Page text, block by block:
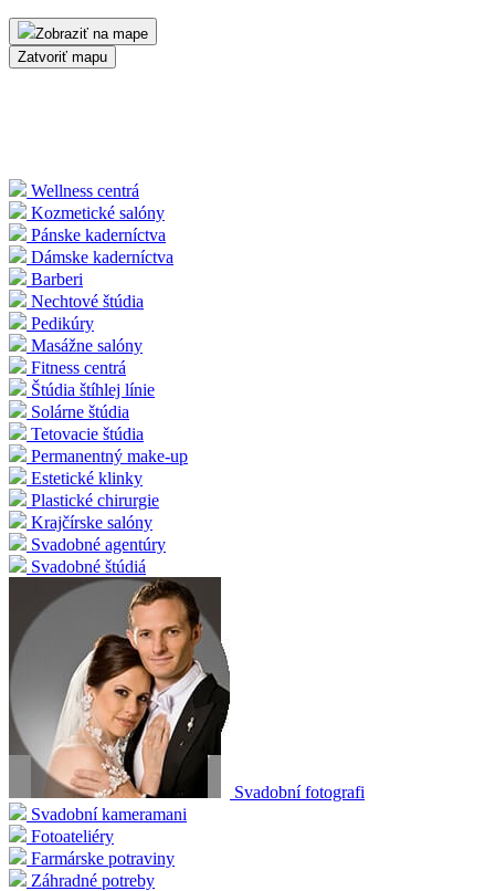
Zobraziť na mape
Zatvoriť mapu
Wellness centrá
Kozmetické salóny
Pánske kaderníctva
Dámske kaderníctva
Barberi
Nechtové štúdia
Pedikúry
Masážne salóny
Fitness centrá
Štúdia štíhlej línie
Solárne štúdia
Tetovacie štúdia
Permanentný make-up
Estetické klinky
Plastické chirurgie
Krajčírske salóny
Svadobné agentúry
Svadobné štúdiá
Svadobní fotografi
Svadobní kameramani
Fotoateliéry
Farmárske potraviny
Záhradné potreby